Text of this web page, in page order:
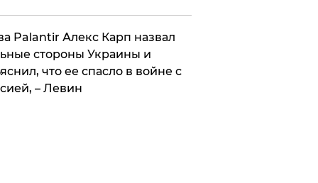
Palantir Алекс Карп назвал
стороны Украины и
что ее спасло в войне с
– Левин